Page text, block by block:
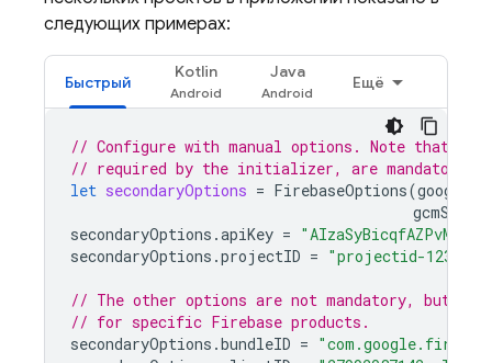
следующих примерах:
Быстрый
Kotlin Java
Ещё
// Configure with manual options. Note that
// required by the initializer, are mandatory.
let secondaryOptions = FirebaseOptions(
secondaryOptions .apiKey =
secondaryOptions .projectID = "projectid-12345"
// The other options are not mandatory, but
// for specific Firebase products.
secondaryOptions .bundleID =